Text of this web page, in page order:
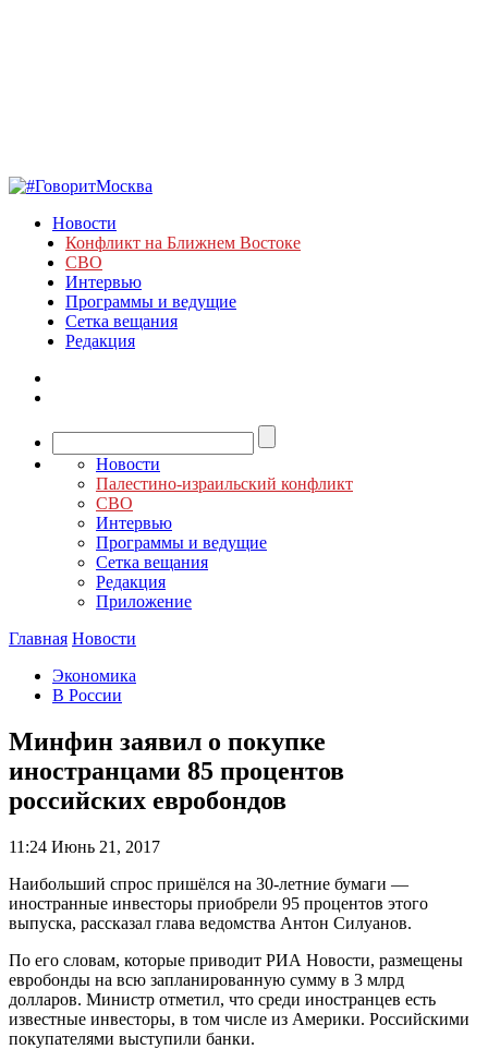
Новости
Конфликт на Ближнем Востоке
СВО
Интервью
Программы и ведущие
Сетка вещания
Редакция
Новости
Палестино-израильский конфликт
СВО
Интервью
Программы и ведущие
Сетка вещания
Редакция
Приложение
Главная Новости
Экономика
В России
Минфин заявил о покупке
иностранцами 85 процентов
российских евробондов
11:24 Июнь 21, 2017
Наибольший спрос пришёлся на 30-летние бумаги —
иностранные инвесторы приобрели 95 процентов этого
выпуска, рассказал глава ведомства Антон Силуанов.
По его словам, которые приводит РИА Новости, размещены
евробонды на всю запланированную сумму в 3 млрд
долларов. Министр отметил, что среди иностранцев есть
известные инвесторы, в том числе из Америки. Российскими
покупателями выступили банки.